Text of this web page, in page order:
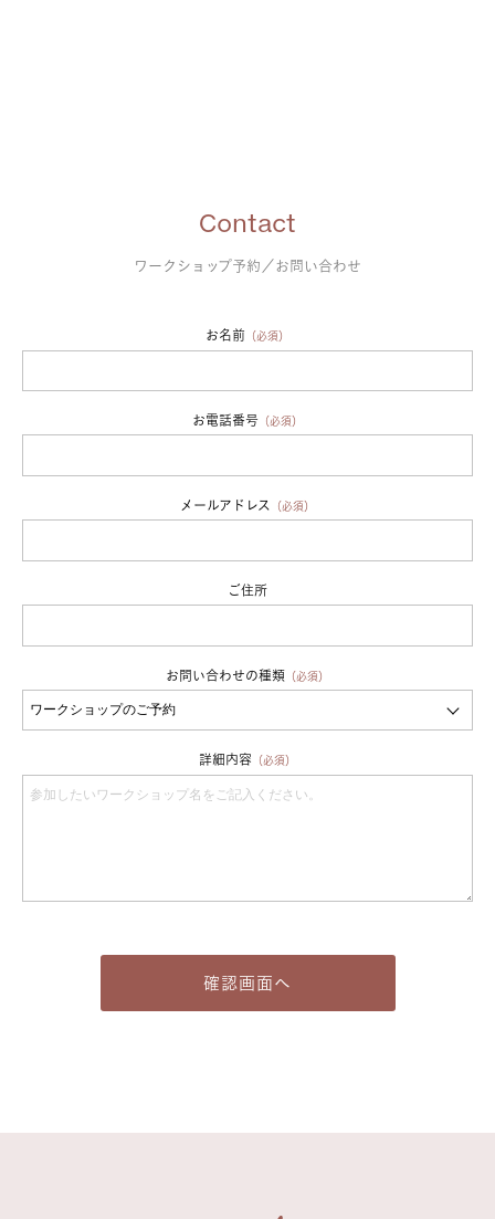
Contact
ワークショップ予約／お問い合わせ
お名前 （必須）
お電話番号 （必須）
メールアドレス （必須）
ご住所
お問い合わせの種類 （必須）
詳細内容 （必須）